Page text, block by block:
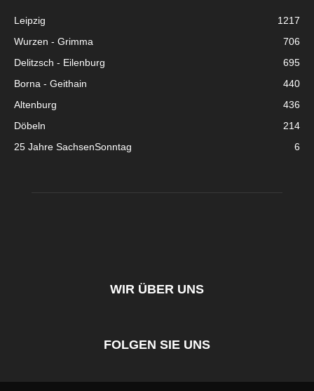
Leipzig
1217
Wurzen - Grimma
706
Delitzsch - Eilenburg
695
Borna - Geithain
440
Altenburg
436
Döbeln
214
25 Jahre SachsenSonntag
6
WIR ÜBER UNS
FOLGEN SIE UNS